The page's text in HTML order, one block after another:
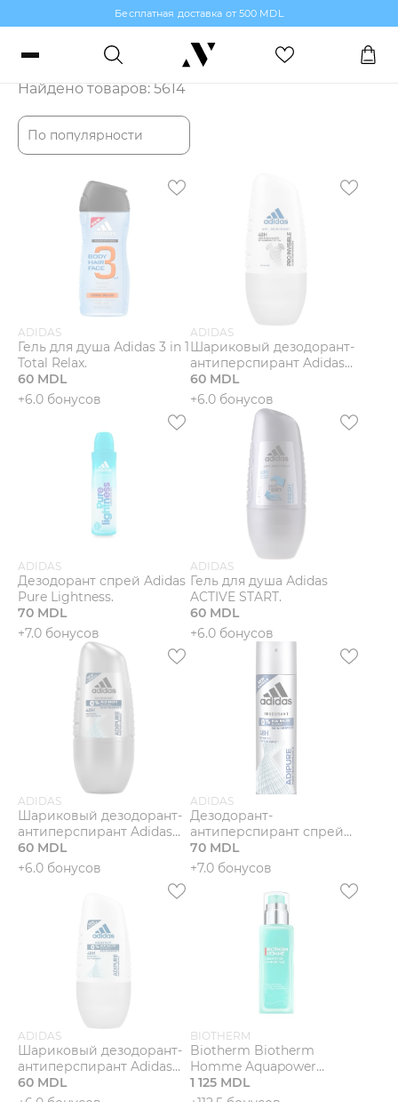
Бесплатная доставка от 500 MDL
Войти или зарегистрироваться
Парфюмерия
Уход за кожей
Волосы
Мужчины
Подарочные сертификаты
Новости
Магазины
Каталог
Найдено товаров: 5614
По популярности
ADIDAS
Гель для душа Аdidas 3 in 1
Total Relax.
60 MDL
+6.0 бонусов
ADIDAS
Шариковый дезодорант-
антиперспирант Adidas
Pro Invisible.
60 MDL
+6.0 бонусов
ADIDAS
Дезодорант спрей Adidas
Pure Lightness.
70 MDL
+7.0 бонусов
ADIDAS
Гель для душа Аdidas
ACTIVE START.
60 MDL
+6.0 бонусов
ADIDAS
Шариковый дезодорант-
антиперспирант Adidas
ADIPURE PURE
PERFORMANCE PATENTED
COTTON TECH.
60 MDL
+6.0 бонусов
ADIDAS
Дезодорант-
антиперспирант спрей
Adidas Adipure 0% alcohol.
70 MDL
+7.0 бонусов
ADIDAS
Шариковый дезодорант-
антиперспирант Adidas
Adipure W.
60 MDL
BIOTHERM
Biotherm Biotherm
Homme Aquapower
Comfort Gel - For Dry Skin
1 125 MDL